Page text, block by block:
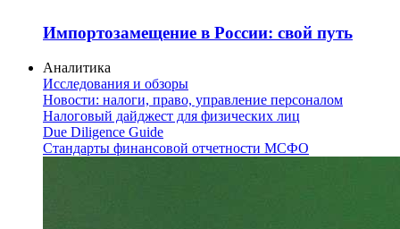
Импортозамещение в России: свой путь
Аналитика
Исследования и обзоры
Новости: налоги, право, управление персоналом
Налоговый дайджест для физических лиц
Due Diligence Guide
Стандарты финансовой отчетности МСФО